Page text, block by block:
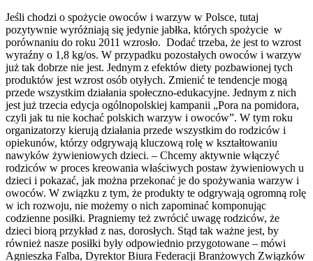
Jeśli chodzi o spożycie owoców i warzyw w Polsce, tutaj
pozytywnie wyróżniają się jedynie jabłka, których spożycie w
porównaniu do roku 2011 wzrosło. Dodać trzeba, że jest to wzrost
wyraźny o 1,8 kg/os. W przypadku pozostałych owoców i warzyw
już tak dobrze nie jest. Jednym z efektów diety pozbawionej tych
produktów jest wzrost osób otyłych. Zmienić te tendencje mogą
przede wszystkim działania społeczno-edukacyjne. Jednym z nich
jest już trzecia edycja ogólnopolskiej kampanii „Pora na pomidora,
czyli jak tu nie kochać polskich warzyw i owoców”. W tym roku
organizatorzy kierują działania przede wszystkim do rodziców i
opiekunów, którzy odgrywają kluczową rolę w kształtowaniu
nawyków żywieniowych dzieci. – Chcemy aktywnie włączyć
rodziców w proces kreowania właściwych postaw żywieniowych u
dzieci i pokazać, jak można przekonać je do spożywania warzyw i
owoców. W związku z tym, że produkty te odgrywają ogromną rolę
w ich rozwoju, nie możemy o nich zapominać komponując
codzienne posiłki. Pragniemy też zwrócić uwagę rodziców, że
dzieci biorą przykład z nas, dorosłych. Stąd tak ważne jest, by
również nasze posiłki były odpowiednio przygotowane – mówi
Agnieszka Falba, Dyrektor Biura Federacji Branżowych Związków